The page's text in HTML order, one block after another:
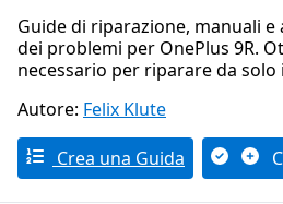
Guide di riparazione, manuali
dei problemi per OnePlus 9R.
necessario per riparare da solo
Autore: Felix Klute
Crea una Guida